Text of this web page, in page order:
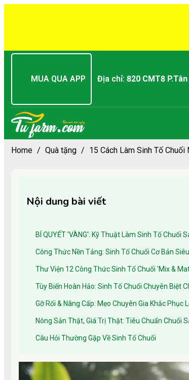
MUA QUA APP Địa chỉ: 820 CMT8
Home / Quà tặng / 15 Cách Làm Sinh Tố
Nội dung bài viết
BÍ QUYẾT 'VÀNG': Kỹ Thuật Làm Sinh Tố Chuối
Công Thức Nền Tảng: Sinh Tố Chuối Cơ Bản
Thư Viện 12 Công Thức Sinh Tố Chuối 'Mix &
Tùy Biến Hoàn Hảo: Sinh Tố Chuối Chuyên Biệt
Gỡ Rối & Nâng Cấp: Mẹo Chuyên Gia Khắc Phục
Nông Sản Thật, Giá Trị Thật: Tiêu Chuẩn Chuối
Câu Hỏi Thường Gặp Về Sinh Tố Chuối